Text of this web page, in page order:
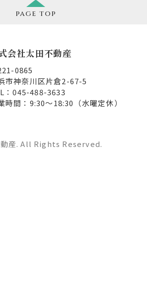
page top
会社太田不動産
0865
市神奈川区片倉2-67-5
：045-488-3633
時間：9:30〜18:30（水曜定休）
産. All Rights Reserved.